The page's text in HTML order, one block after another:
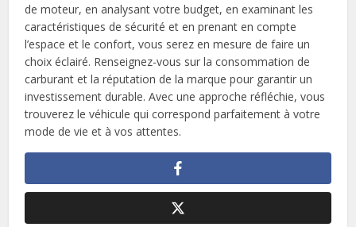
de moteur, en analysant votre budget, en examinant les
caractéristiques de sécurité et en prenant en compte
l’espace et le confort, vous serez en mesure de faire un
choix éclairé. Renseignez-vous sur la consommation de
carburant et la réputation de la marque pour garantir un
investissement durable. Avec une approche réfléchie, vous
trouverez le véhicule qui correspond parfaitement à votre
mode de vie et à vos attentes.